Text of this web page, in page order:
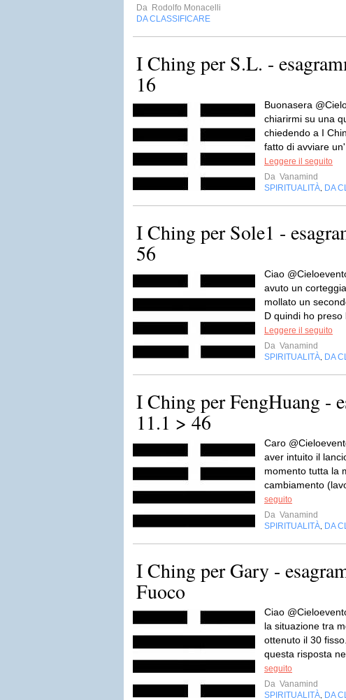
Da Rodolfo Monacelli
DA CLASSIFICARE
I Ching per S.L. -
16
Buonasera
chiarirmi su una
chiedendo a I
fatto di avviare un'
Leggere il seguito
Da Vanamind
SPIRITUALITÀ DA
I Ching per Sole1 -
56
Ciao
avuto un
mollato un
D quindi ho preso
Leggere il seguito
Da Vanamind
SPIRITUALITÀ DA
I Ching per FengHuang -
11.1 > 46
Caro
aver intuito il
momento tutta la
cambiamento
seguito
Da Vanamind
SPIRITUALITÀ DA
I Ching per Gary -
Fuoco
Ciao
la situazione tra
ottenuto il 30
questa risposta
seguito
Da Vanamind
SPIRITUALITÀ DA